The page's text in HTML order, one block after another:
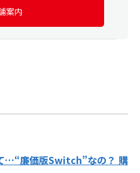
案内
廉価版Switch”なの？ 購